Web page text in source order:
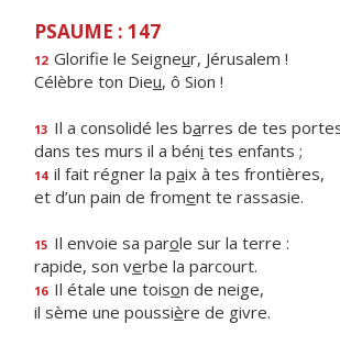
PSAUME : 147
12 Glorifie le Seigneur, Jérusalem !
Célèbre ton Dieu, ô Sion !
13 Il a consolidé les barres de tes
dans tes murs il a béni tes enfants ;
14 il fait régner la paix à tes frontières,
et d’un pain de froment te rassasie.
15 Il envoie sa parole sur la terre :
rapide, son verbe la parcourt.
16 Il étale une toison de neige,
il sème une poussière de givre.